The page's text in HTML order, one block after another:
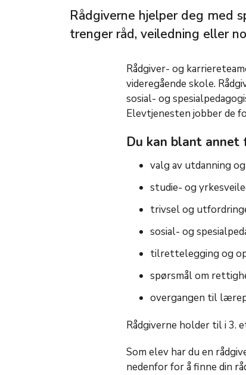
Rådgiverne hjelper deg med
trenger råd, veiledning eller
Rådgiver- og
videregående skole.
sosial- og
Elevtjenesten jobber de
Du kan blant annet
valg av utdanning
studie- og
trivsel og
sosial- og
tilrettelegging og
spørsmål om
overgangen til
Rådgiverne holder til i 3.
Som elev har du en
nedenfor for å finne din